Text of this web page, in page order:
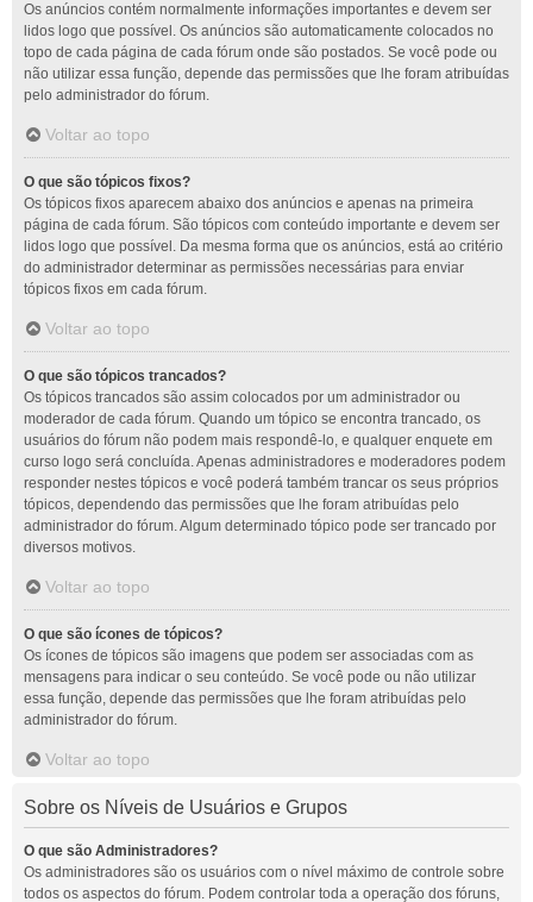
Os anúncios contém normalmente informações importantes e devem ser
lidos logo que possível. Os anúncios são automaticamente colocados no
topo de cada página de cada fórum onde são postados. Se você pode ou
não utilizar essa função, depende das permissões que lhe foram atribuídas
pelo administrador do fórum.
Voltar ao topo
O que são tópicos fixos?
Os tópicos fixos aparecem abaixo dos anúncios e apenas na primeira
página de cada fórum. São tópicos com conteúdo importante e devem ser
lidos logo que possível. Da mesma forma que os anúncios, está ao critério
do administrador determinar as permissões necessárias para enviar
tópicos fixos em cada fórum.
Voltar ao topo
O que são tópicos trancados?
Os tópicos trancados são assim colocados por um administrador ou
moderador de cada fórum. Quando um tópico se encontra trancado, os
usuários do fórum não podem mais respondê-lo, e qualquer enquete em
curso logo será concluída. Apenas administradores e moderadores podem
responder nestes tópicos e você poderá também trancar os seus próprios
tópicos, dependendo das permissões que lhe foram atribuídas pelo
administrador do fórum. Algum determinado tópico pode ser trancado por
diversos motivos.
Voltar ao topo
O que são ícones de tópicos?
Os ícones de tópicos são imagens que podem ser associadas com as
mensagens para indicar o seu conteúdo. Se você pode ou não utilizar
essa função, depende das permissões que lhe foram atribuídas pelo
administrador do fórum.
Voltar ao topo
Sobre os Níveis de Usuários e Grupos
O que são Administradores?
Os administradores são os usuários com o nível máximo de controle sobre
todos os aspectos do fórum. Podem controlar toda a operação dos fóruns,